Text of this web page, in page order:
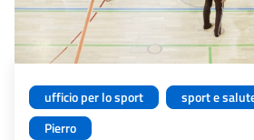
ufficio per lo sport
sport e
Pierro